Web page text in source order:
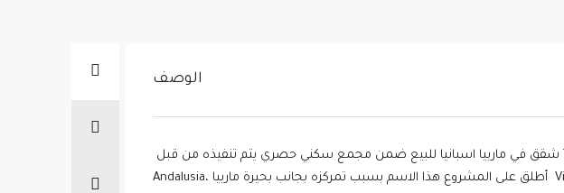
الوصف
شقق في ماربيا اسبانيا للبيع ضمن مجمع سكني حصري